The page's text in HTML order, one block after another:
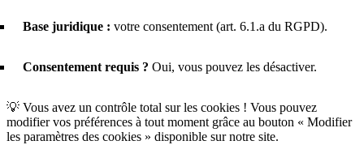
Base juridique : votre consentement (art. 6.1.a du RGPD).
Consentement requis ? Oui, vous pouvez les désactiver.
💡 Vous avez un contrôle total sur les cookies ! Vous pouvez
modifier vos préférences à tout moment grâce au bouton « Modifier
les paramètres des cookies » disponible sur notre site.